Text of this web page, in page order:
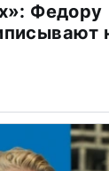
Федору